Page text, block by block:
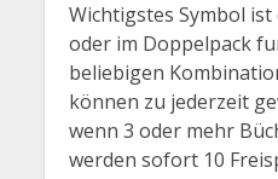
Wichtigstes Symbol ist
oder im Doppelpack
beliebigen
können zu jederzeit
wenn 3 oder mehr
werden sofort 10